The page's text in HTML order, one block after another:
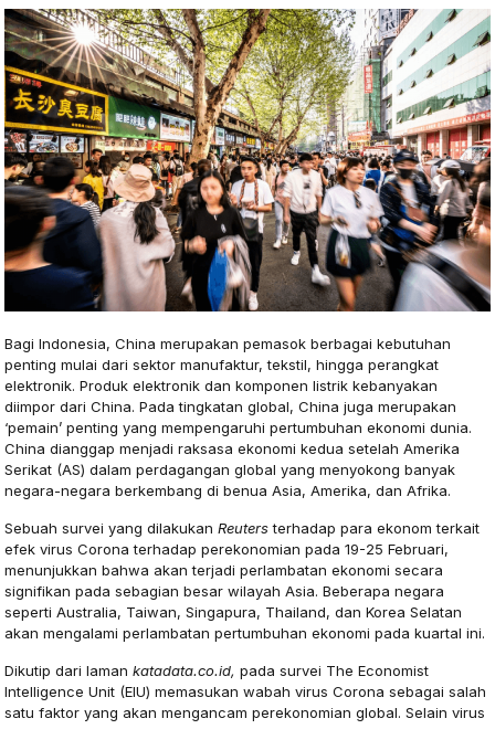
Bagi Indonesia, China merupakan pemasok berbagai kebutuhan
penting mulai dari sektor manufaktur, tekstil, hingga perangkat
elektronik. Produk elektronik dan komponen listrik kebanyakan
diimpor dari China. Pada tingkatan global, China juga merupakan
‘pemain’ penting yang mempengaruhi pertumbuhan ekonomi dunia.
China dianggap menjadi raksasa ekonomi kedua setelah Amerika
Serikat (AS) dalam perdagangan global yang menyokong banyak
negara-negara berkembang di benua Asia, Amerika, dan Afrika.
Sebuah survei yang dilakukanReutersterhadap para ekonom terkait
efek virus Corona terhadap perekonomian pada 19-25 Februari,
menunjukkan bahwa akan terjadi perlambatan ekonomi secara
signifikan pada sebagian besar wilayah Asia. Beberapa negara
seperti Australia, Taiwan, Singapura, Thailand, dan Korea Selatan
akan mengalami perlambatan pertumbuhan ekonomi pada kuartal ini.
Dikutip dari lamankatadata.co.id, pada survei The Economist
Intelligence Unit (EIU) memasukan wabah virus Corona sebagai salah
satu faktor yang akan mengancam perekonomian global. Selain virus